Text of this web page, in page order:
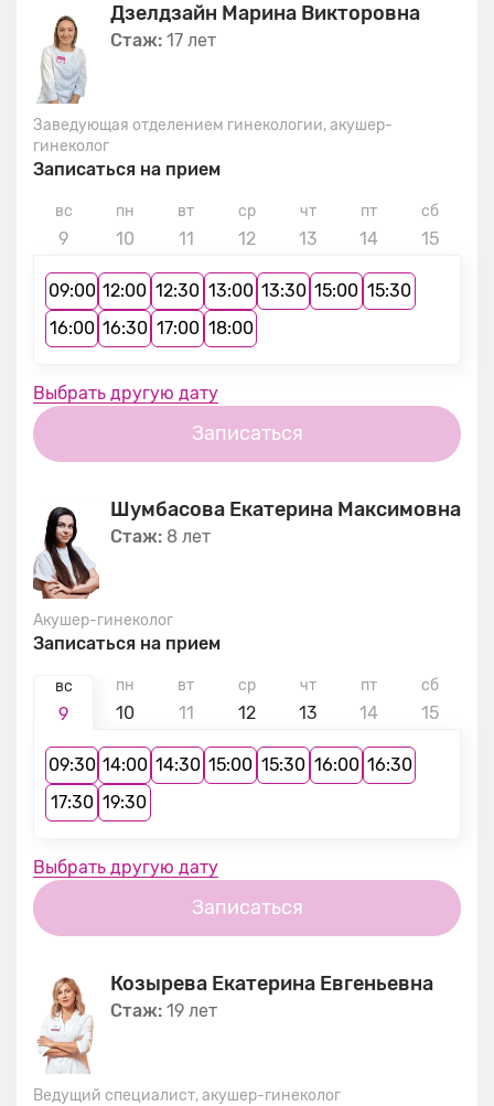
Дзелдзайн Марина Викторовна
Стаж: 17 лет
Заведующая отделением гинекологии, акушер-
гинеколог
Записаться на прием
вс
9
пн
10
вт
11
ср
12
чт
13
пт
14
сб
15
09:00 12:00 12:30 13:00 13:30 15:00 15:30
16:00 16:30 17:00 18:00
Выбрать другую дату
Записаться
Шумбасова Екатерина Максимовна
Стаж: 8 лет
Акушер-гинеколог
Записаться на прием
вс
9
пн
10
вт
11
ср
12
чт
13
пт
14
сб
15
09:30 14:00 14:30 15:00 15:30 16:00 16:30
17:30 19:30
Выбрать другую дату
Записаться
Козырева Екатерина Евгеньевна
Стаж: 19 лет
Ведущий специалист, акушер-гинеколог